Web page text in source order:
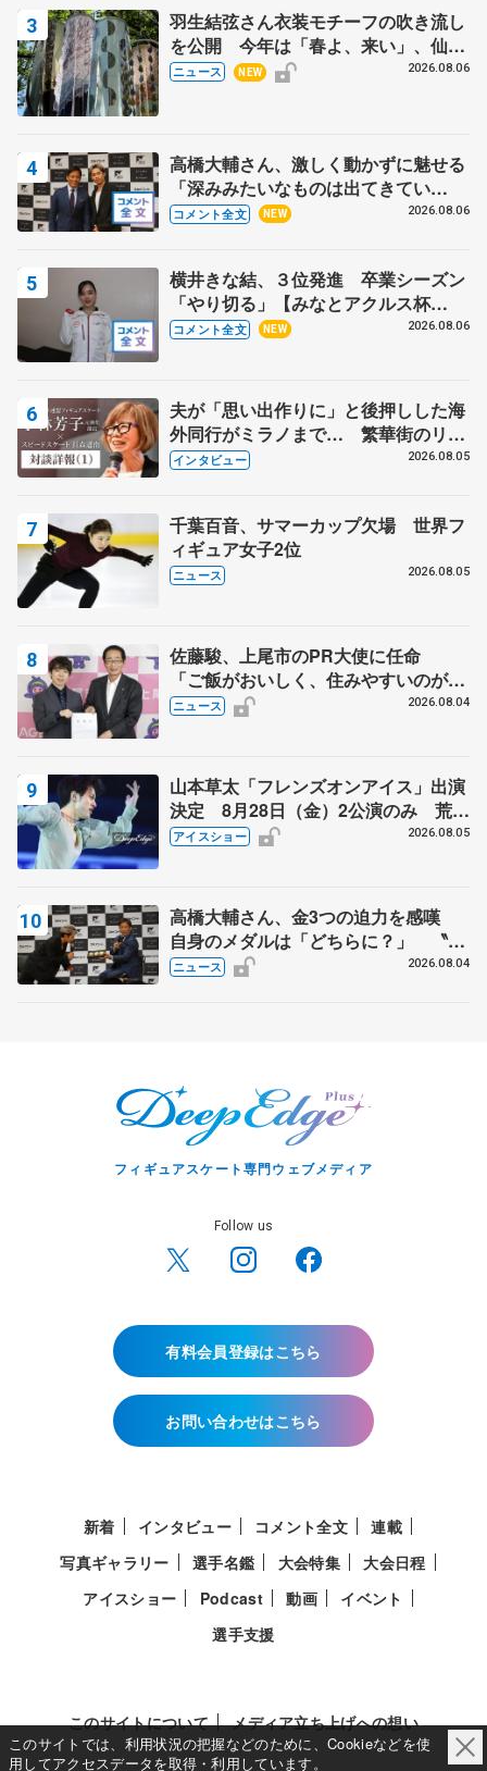
羽生結弦さん衣装モチーフの吹き流し
を公開 今年は「春よ、来い」、仙台
の瑞鳳殿
ニュース NEW 2026.08.06
高橋大輔さん、激しく動かずに魅せる
「深みみたいなものは出てきてい
る？」 〝兄さん〟と慕うレジェンド
コメント全文 NEW 2026.08.06
横井きな結、３位発進 卒業シーズン
「やり切る」【みなとアクルス杯
SP】
コメント全文 NEW 2026.08.06
夫が「思い出作りに」と後押しした海
外同行がミラノまで… 繁華街のリン
クでは不良のお兄さんも味方に 小林
インタビュー 2026.08.05
千葉百音、サマーカップ欠場 世界フ
ィギュア女子2位
ニュース 2026.08.05
佐藤駿、上尾市のPR大使に任命
「ご飯がおいしく、住みやすいのが魅
力」
ニュース 2026.08.04
山本草太「フレンズオンアイス」出演
決定 8月28日（金）2公演のみ 荒川
静香さんプロデュース、20周年のアイ
アイスショー 2026.08.05
高橋大輔さん、金3つの迫力を感嘆
自身のメダルは「どちらに？」 〝リ
ス兄弟〟オリンピック3連覇の野村忠
ニュース 2026.08.04
フィギュアスケート専門ウェブメディア
Follow us
有料会員登録はこちら
お問い合わせはこちら
新着 インタビュー コメント全文
連載
写真ギャラリー
選手名鑑 大会特集
大会日程
アイスショー
Podcast 動画
イベント
選手支援
このサイトについて メディア立ち上げへの想い
このサイトでは、利用状況の把握などのために、Cookieなどを使
用してアクセスデータを取得・利用しています。